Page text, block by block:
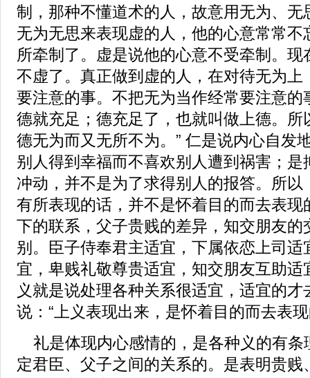
制，那种不懂道术的人，故意用无为、无
无为无思来表现虚的人，他的心意常常不
所牵制了。虚是说他的心意不受牵制。
不虚了。真正做到虚的人，在对待无为上
要注意的事。不把无为当作经常要注意的
德就充足；德充足了，也就叫做上德。所
德无为而又无所不为。” 仁是说内心自发
别人得到幸福而不喜欢别人遭到祸害；是
冲动，并不是为了求得别人的报答。所以
有所表现的话，并不是怀着目的而去表现
下的联系，父子贵贱的差异，知交朋友的
别。臣子侍奉君主适宜，下属依恋上司适
宜，卑贱礼敬尊贵适宜，知交朋友互助适
义就是说处理各种关系很适宜，适宜的
说：“上义表现出来，是怀着目的而去表
礼是体现内心感情的，是各种义的有条
定君臣、父子之间的关系的。是表明贵贱